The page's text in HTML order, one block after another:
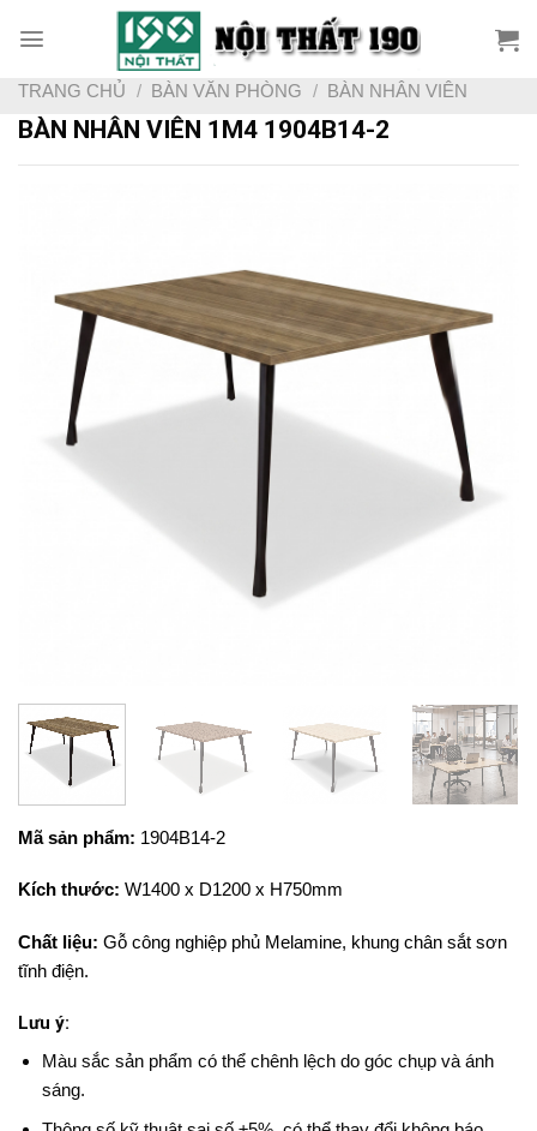
TRANG CHỦ / BÀN VĂN PHÒNG / BÀN NHÂN VIÊN
BÀN NHÂN VIÊN 1M4 1904B14-2
Mã sản phẩm: 1904B14-2
Kích thước: W1400 x D1200 x H750mm
Chất liệu: Gỗ công nghiệp phủ Melamine, khung chân sắt sơn
tĩnh điện.
Lưu ý:
Màu sắc sản phẩm có thể chênh lệch do góc chụp và ánh
sáng.